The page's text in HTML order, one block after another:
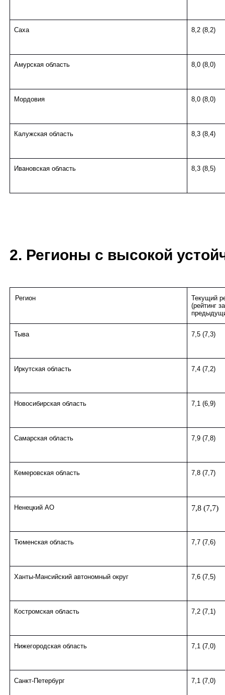
Саха 8,2 (8,2)
Амурская область 8,0 (8,0)
Мордовия 8,0 (8,0)
Калужская область 8,3 (8,4)
Ивановская область 8,3 (8,5)
2. Регионы с высокой
Регион
Текущий
(рейтинг за
Тыва 7,5 (7,3)
Иркутская область 7,4 (7,2)
Новосибирская область 7,1 (6,9)
Самарская область 7,9 (7,8)
Кемеровская область 7,8 (7,7)
Ненецкий АО 7,8 (7,7)
Тюменская область 7,7 (7,6)
Ханты-Мансийский автономный округ 7,6 (7,5)
Костромская область 7,2 (7,1)
Нижегородская область 7,1 (7,0)
Санкт-Петербург 7,1 (7,0)